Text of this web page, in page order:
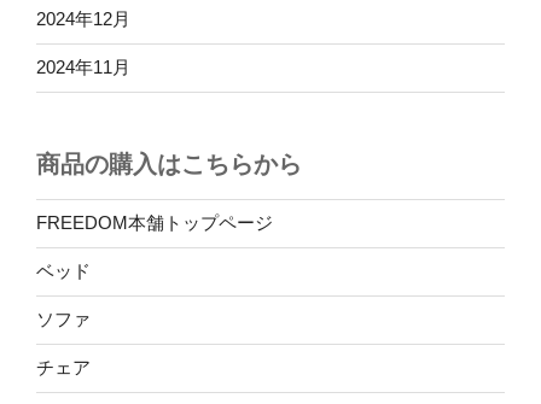
2024年12月
2024年11月
商品の購入はこちらから
FREEDOM本舗トップページ
ベッド
ソファ
チェア